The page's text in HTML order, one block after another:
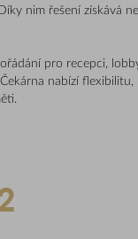
nim řešení získává
pro recepci,
nabízí flexibilitu,